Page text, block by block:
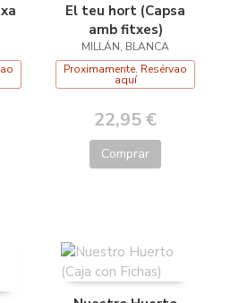
El teu hort (Capsa
amb fitxes)
MILLÁN, BLANCA
Proximamente. Resérvao
aquí
22,95 €
Comprar